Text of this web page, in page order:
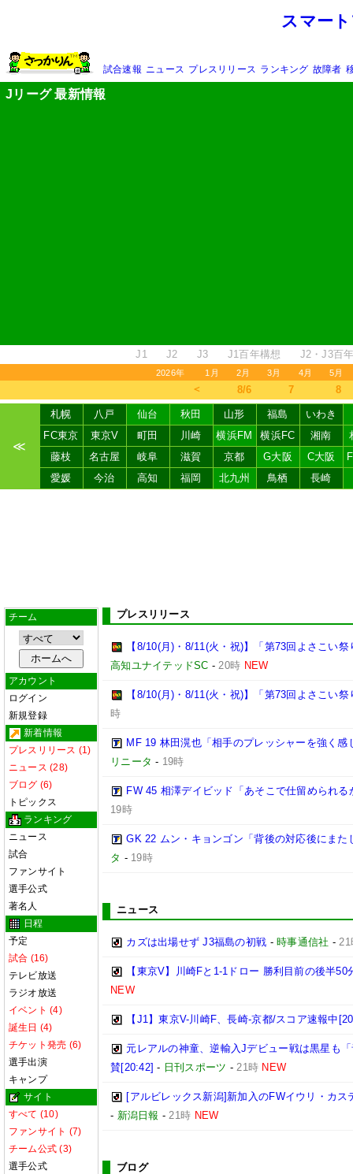
スマー
試合速報 ニュース プレスリリース ランキング 故障者
Jリーグ 最新情報
J1 J2 J3 J1百年構想 J2・J3百
2026年 1月 2月 3月 4月 5月
＜ 8/6 7 8
≪
札幌 八戸 仙台 秋田 山形 福島
いわき
FC東京
東京V 町田 川崎 横浜FM 横浜FC 湘南
藤枝
名古屋 岐阜 滋賀 京都 G大阪 C大阪
愛媛
今治 高知 福岡 北九州 鳥栖 長崎
チーム
アカウント
ログイン
新規登録
新着情報
プレスリリース (1)
ニュース (28)
ブログ (6)
トピックス
ランキング
ニュース
試合
ファンサイト
選手公式
著名人
日程
予定
試合 (16)
テレビ放送
ラジオ放送
イベント (4)
誕生日 (4)
チケット発売 (6)
選手出演
キャンプ
サイト
すべて (10)
ファンサイト (7)
チーム公式 (3)
選手公式
プレスリリース
【8/10(月)・8/11(火・祝)】「第73回よさこい
高知ユナイテッドSC -20時 NEW
【8/10(月)・8/11(火・祝)】「第73回よさこい
時
MF 19 林田滉也「相手のプレッシャーを強く
リニータ - 19時
FW 45 相澤デイビッド「あそこで仕留められ
19時
GK 22 ムン・キョンゴン「背後の対応後にま
タ - 19時
ニュース
カズは出場せず J3福島の初戦 -時事通信社 -21
【東京V】川崎Fと1-1ドロー 勝利目前の後半
NEW
【J1】東京V-川崎F、長崎-京都/スコア速報中
元レアルの神童、逆輸入Jデビュー戦は黒星も
賛[20:42] - 日刊スポーツ -21時 NEW
[アルビレックス新潟]新加入のFWイウリ・カ
- 新潟日報 -21時 NEW
ブログ